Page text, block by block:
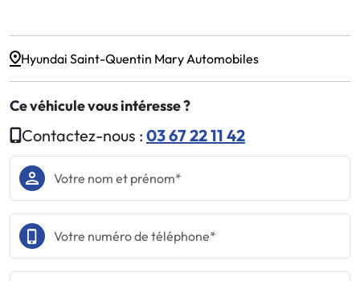
Hyundai Saint-Quentin Mary Automobiles
Ce véhicule vous intéresse ?
Contactez-nous : 03 67 22 11 42